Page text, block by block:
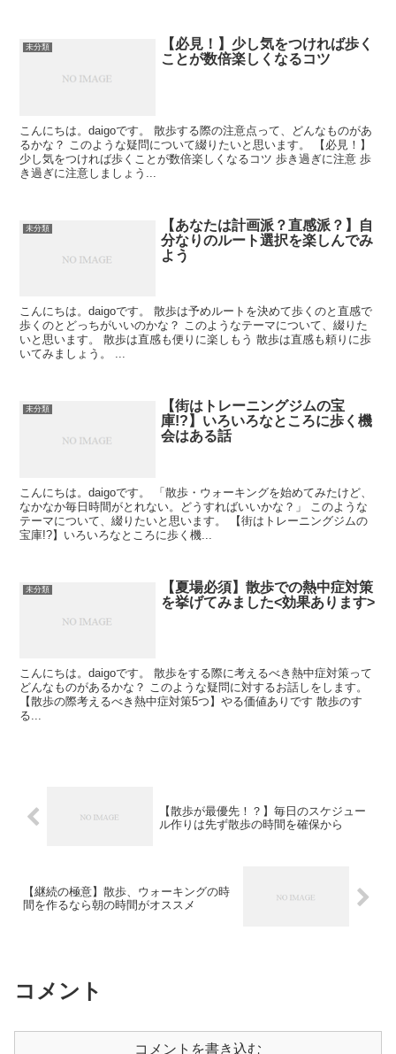
未分類
【必見！】少し気をつければ歩く
ことが数倍楽しくなるコツ
こんにちは。daigoです。 散歩する際の注意点って、どんなものがあ
るかな？ このような疑問について綴りたいと思います。 【必見！】
少し気をつければ歩くことが数倍楽しくなるコツ 歩き過ぎに注意 歩
き過ぎに注意しましょう...
未分類
【あなたは計画派？直感派？】自
分なりのルート選択を楽しんでみ
よう
こんにちは。daigoです。 散歩は予めルートを決めて歩くのと直感で
歩くのとどっちがいいのかな？ このようなテーマについて、綴りた
いと思います。 散歩は直感も便りに楽しもう 散歩は直感も頼りに歩
いてみましょう。 ...
未分類
【街はトレーニングジムの宝
庫!?】いろいろなところに歩く機
会はある話
こんにちは。daigoです。 「散歩・ウォーキングを始めてみたけど、
なかなか毎日時間がとれない。どうすればいいかな？」 このような
テーマについて、綴りたいと思います。 【街はトレーニングジムの
宝庫!?】いろいろなところに歩く機...
未分類
【夏場必須】散歩での熱中症対策
を挙げてみました<効果あります>
こんにちは。daigoです。 散歩をする際に考えるべき熱中症対策って
どんなものがあるかな？ このような疑問に対するお話しをします。
【散歩の際考えるべき熱中症対策5つ】やる価値ありです 散歩のす
る...
【散歩が最優先！？】毎日のスケジュー
ル作りは先ず散歩の時間を確保から
【継続の極意】散歩、ウォーキングの時
間を作るなら朝の時間がオススメ
コメント
コメントを書き込む